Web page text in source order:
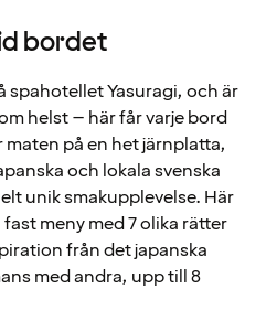
bordet
spahotellet Yasuragi, och är
helst – här får varje bord
maten på en het järnplatta,
och lokala svenska
unik smakupplevelse. Här
meny med 7 olika rätter
från det japanska
med andra, upp till 8